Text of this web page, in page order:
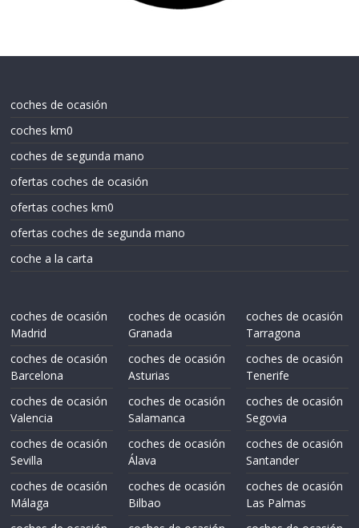
coches de ocasión
coches km0
coches de segunda mano
ofertas coches de ocasión
ofertas coches km0
ofertas coches de segunda mano
coche a la carta
coches de ocasión
Madrid
coches de ocasión
Barcelona
coches de ocasión
Valencia
coches de ocasión
Sevilla
coches de ocasión
Málaga
coches de ocasión
Granada
coches de ocasión
Asturias
coches de ocasión
Salamanca
coches de ocasión
Álava
coches de ocasión
Bilbao
coches de ocasión
Tarragona
coches de ocasión
Tenerife
coches de ocasión
Segovia
coches de ocasión
Santander
coches de ocasión
Las Palmas